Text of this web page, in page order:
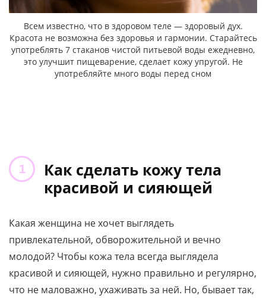
Всем известно, что в здоровом теле — здоровый дух.
Красота не возможна без здоровья и гармонии. Старайтесь
употреблять 7 стаканов чистой питьевой воды ежедневно,
это улучшит пищеварение, сделает кожу упругой. Не
употребляйте много воды перед сном
Как сделать кожу тела
красивой и сияющей
Какая женщина не хочет выглядеть
привлекательной, обворожительной и вечно
молодой? Чтобы кожа тела всегда выглядела
красивой и сияющей, нужно правильно и регулярно,
что не маловажно, ухаживать за ней. Но, бывает так,